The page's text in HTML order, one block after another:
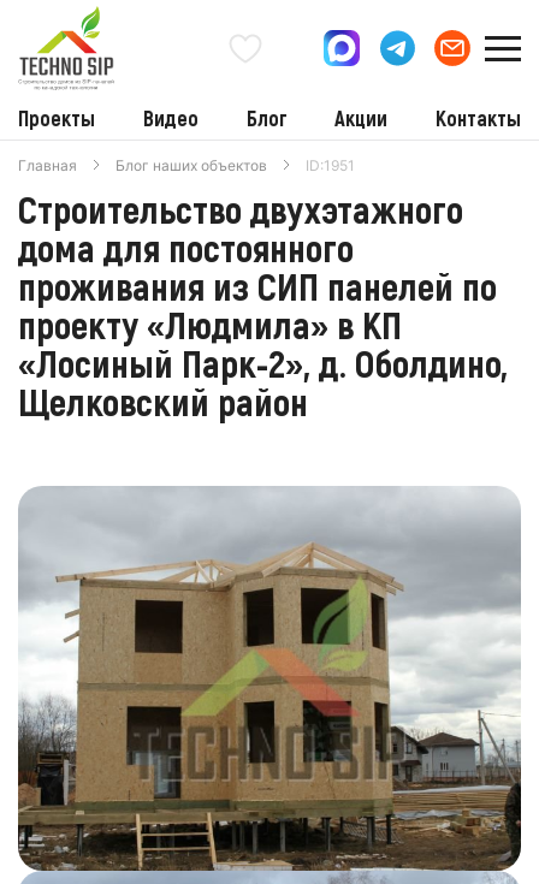
Проекты Видео Блог Акции Контакты
Главная Блог наших объектов ID:1951
Строительство двухэтажного
дома для постоянного
проживания из СИП панелей по
проекту «Людмила» в КП
«Лосиный Парк-2», д. Оболдино,
Щелковский район